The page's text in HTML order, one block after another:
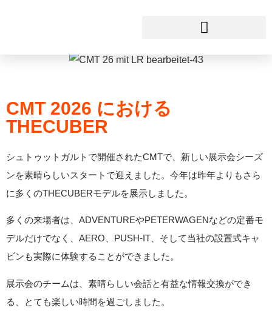
CMT 2026 における
THECUBER
シュトゥットガルトで開催されたCMTで、新しい展示会シーズ
ンを素晴らしいスタートで迎えました。今年は昨年よりもさら
に多くのTHECUBERモデルを展示しました。
多くの来場者は、ADVENTUREやPETERWAGENなどの定番モ
デルだけでなく、AERO、PUSH-IT、そして当社の設置式キャ
ビンも実際に体験することができました。
展示会のチームは、素晴らしい会話と有益な情報交換ができ
る、とても楽しい時間を過ごしました。